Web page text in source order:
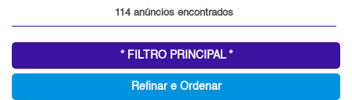
114 anúncios encontrados
* FILTRO PRINCIPAL *
Refinar e Ordenar